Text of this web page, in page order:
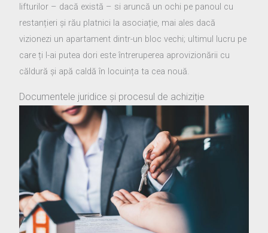
lifturilor – dacă există – si aruncă un ochi pe panoul cu
restanțieri și rău platnici la asociație, mai ales dacă
vizionezi un apartament dintr-un bloc vechi; ultimul lucru pe
care ți l-ai putea dori este întreruperea aprovizionării cu
căldură și apă caldă în locuința ta cea nouă.
Documentele juridice și procesul de achiziție